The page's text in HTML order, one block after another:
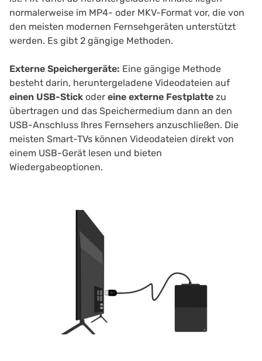
normalerweise im MP4- oder MKV-Format vor, die von
den meisten modernen Fernsehgeräten unterstützt
werden. Es gibt 2 gängige Methoden.
Externe Speichergeräte: Eine gängige Methode
besteht darin, heruntergeladene Videodateien auf
einen USB-Stick oder eine externe Festplatte zu
übertragen und das Speichermedium dann an den
USB-Anschluss Ihres Fernsehers anzuschließen. Die
meisten Smart-TVs können Videodateien direkt von
einem USB-Gerät lesen und bieten
Wiedergabeoptionen.